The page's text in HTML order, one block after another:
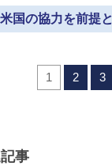
国の協力を前提
1 2 3
事